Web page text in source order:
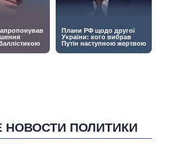
НОВОСТИ ПОЛИТИКИ